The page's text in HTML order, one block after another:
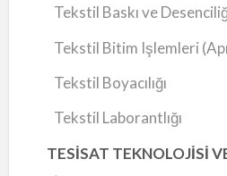
Tekstil Baskı ve
Tekstil Bitim Işlemleri
Tekstil Boyacılığı
Tekstil Laborantlığı
TESİSAT TEKNOLOJİSİ